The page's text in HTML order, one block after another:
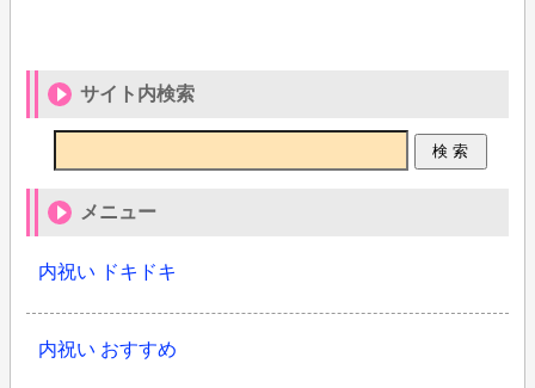
サイト内検索
メニュー
内祝い ドキドキ
内祝い おすすめ